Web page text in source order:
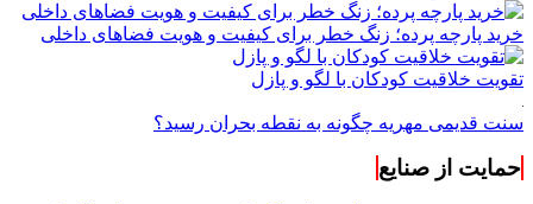
خرید پارچه پرده؛ زنگ خطر برای کیفیت و هویت فضاهای داخلی
تقویت خلاقیت کودکان با لگو و پازل
سنت قدیمی مهریه چگونه به نقطه بحران رسید؟
حمایت از صنایع